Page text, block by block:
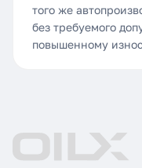
того же
без требуемого
повышенному